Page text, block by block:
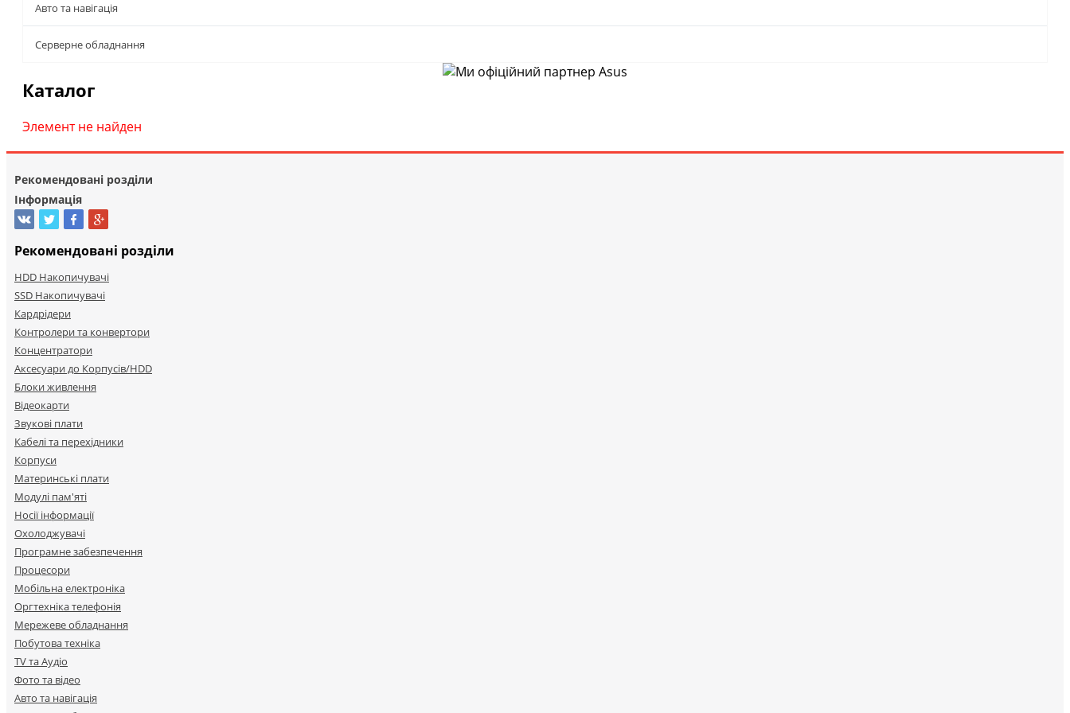
Авто та навігація
Серверне обладнання
Каталог
Элемент не найден
Рекомендовані розділи
Інформація
Рекомендовані розділи
HDD Накопичувачі
SSD Накопичувачі
Кардрідери
Контролери та конвертори
Концентратори
Аксесуари до Корпусів/HDD
Блоки живлення
Відеокарти
Звукові плати
Кабелі та перехідники
Корпуси
Материнські плати
Модулі пам'яті
Носії інформації
Охолоджувачі
Програмне забезпечення
Процесори
Мобільна електроніка
Оргтехніка телефонія
Мережеве обладнання
Побутова техніка
TV та Аудіо
Фото та відео
Авто та навігація